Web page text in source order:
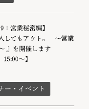
：営業秘密編】
してもアウト。 〜営業
』を開催します
15:00～】
ー・イベント